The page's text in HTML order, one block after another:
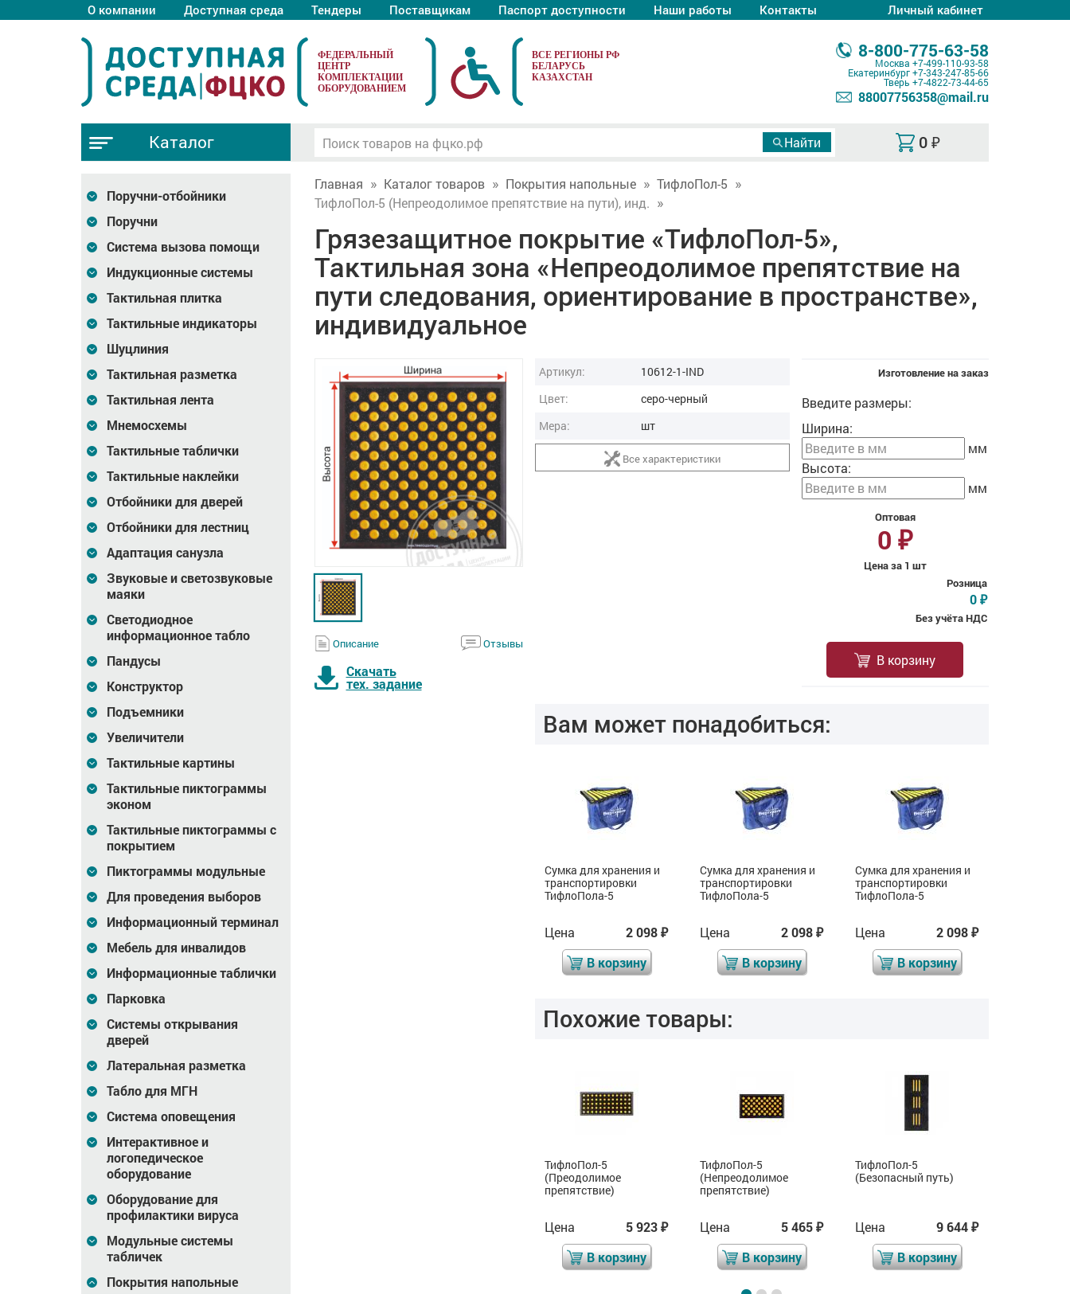
О компании Доступная среда Тендеры Поставщикам Паспорт доступности Наши работы Контакты Личный кабинет
ФЕДЕРАЛЬНЫЙ
ЦЕНТР
КОМПЛЕКТАЦИИ
ОБОРУДОВАНИЕМ
8-800-775-63-58
Москва +7-499-110-93-58
Екатеринбург+7-343-247-85-66
Тверь +7-4822-73-44-65
88007756358@mail.ru
0 ₽
Каталог
Поручни-отбойники
Поручни
Система вызова помощи
Индукционные системы
Тактильная плитка
Тактильные индикаторы
Шуцлиния
Тактильная разметка
Тактильная лента
Мнемосхемы
Тактильные таблички
Тактильные наклейки
Отбойники для дверей
Отбойники для лестниц
Адаптация санузла
Звуковые и светозвуковые
маяки
Светодиодное
информационное табло
Пандусы
Конструктор
Подъемники
Увеличители
Тактильные картины
Тактильные пиктограммы
эконом
Тактильные пиктограммы с
покрытием
Пиктограммы модульные
Для проведения выборов
Информационный терминал
Мебель для инвалидов
Информационные таблички
Парковка
Системы открывания
дверей
Латеральная разметка
Табло для МГН
Система оповещения
Интерактивное и
логопедическое
оборудование
Оборудование для
профилактики вируса
Модульные системы
табличек
Покрытия напольные
Главная Каталог товаров Покрытия напольные
ТифлоПол-5
ТифлоПол-5 (Непреодолимое препятствие на пути), инд.
Грязезащитное покрытие «ТифлоПол-5»,
Тактильная зона «Непреодолимое препятствие на
пути следования, ориентирование в пространстве»,
индивидуальное
Описание Отзывы
Скачать
тех. задание
Изготовление на заказ
Введите размеры:
Ширина:
мм
Высота:
мм
Оптовая
0 ₽
Цена за 1 шт
Розница
0 ₽
Без учёта НДС
В корзину
Артикул:
10612-1-IND
Цвет:
серо-черный
Мера:
шт
Все характеристики
Вам может понадобиться:
Сумка для хранения и
транспортировки
ТифлоПола-5
Цена 2 098
Сумка для хранения и
ТифлоПола-5
Цена
Сумка для хранения и
транспортировки
ТифлоПола-5
Цена 2 098₽
В корзину
Сумка для хранения и
транспортировки
ТифлоПола-5
Цена 2 098₽
В корзину
Сумка для хранения и
транспортировки
ТифлоПола-5
Цена 2 098₽
В корзину
Похожие товары:
ТифлоПол-5
(Получение услуг)
В корзину
ТифлоПол-5
(Преодолимое
препятствие)
Цена 5 923₽
В корзину
ТифлоПол-5
(Непреодолимое
препятствие)
Цена 5 465₽
В корзину
ТифлоПол-5
(Безопасный путь)
Цена 9 644₽
В корзину